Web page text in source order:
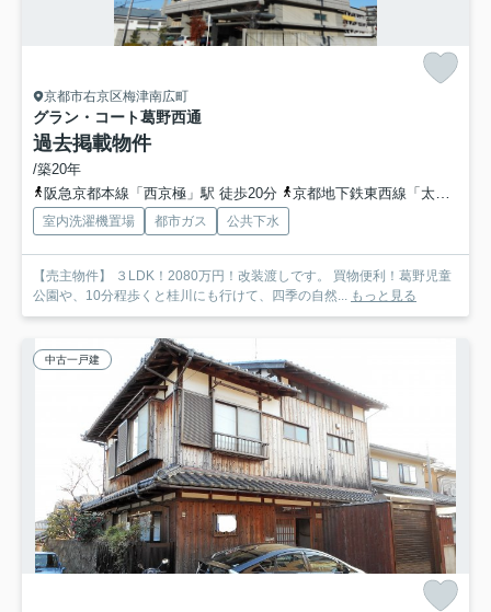
京都市右京区梅津南広町
グラン・コート葛野西通
過去掲載物件
/築20年
阪急京都本線「西京極」駅 徒歩20分
京都地下鉄東西線「太秦天神川」駅 徒歩19分
室内洗濯機置場 都市ガス 公共下水
【売主物件】 ３LDK！2080万円！改装渡しです。 買物便利！葛野児童
公園や、10分程歩くと桂川にも行けて、四季の自然... もっと見る
中古一戸建